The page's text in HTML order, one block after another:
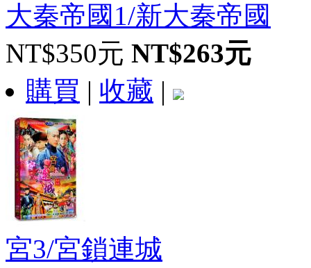
大秦帝國1/新大秦帝國
NT$350元 NT$263元
購買 | 收藏 |
宮3/宮鎖連城